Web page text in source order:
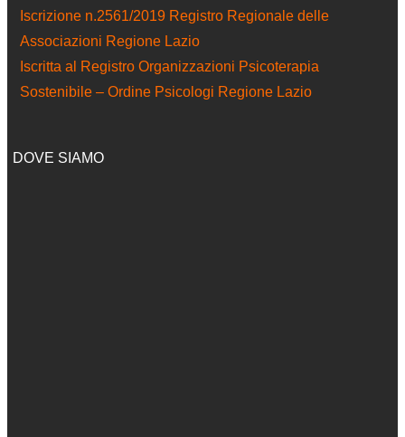
Iscrizione n.2561/2019 Registro Regionale delle
Associazioni Regione Lazio
Iscritta al Registro Organizzazioni Psicoterapia
Sostenibile – Ordine Psicologi Regione Lazio
DOVE SIAMO